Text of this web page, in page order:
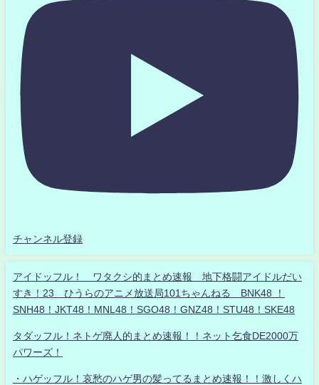
チャンネル登録
アイドッフル！ ワタクシ的まとめ速報 地下格闘アイドルだい
すき！23 ひうらのアニメ放送局101ちゃんねる BNK48 ！
SNH48！JKT48！MNL48！SGO48！GNZ48！STU48！SKE48
タダッフル！ネトゲ廃人的まとめ速報！！ネット乞食DE2000万
パワーズ！
・ハゲッフル！哀愁のハゲ男の髪ってるまとめ速報！！激しくハ